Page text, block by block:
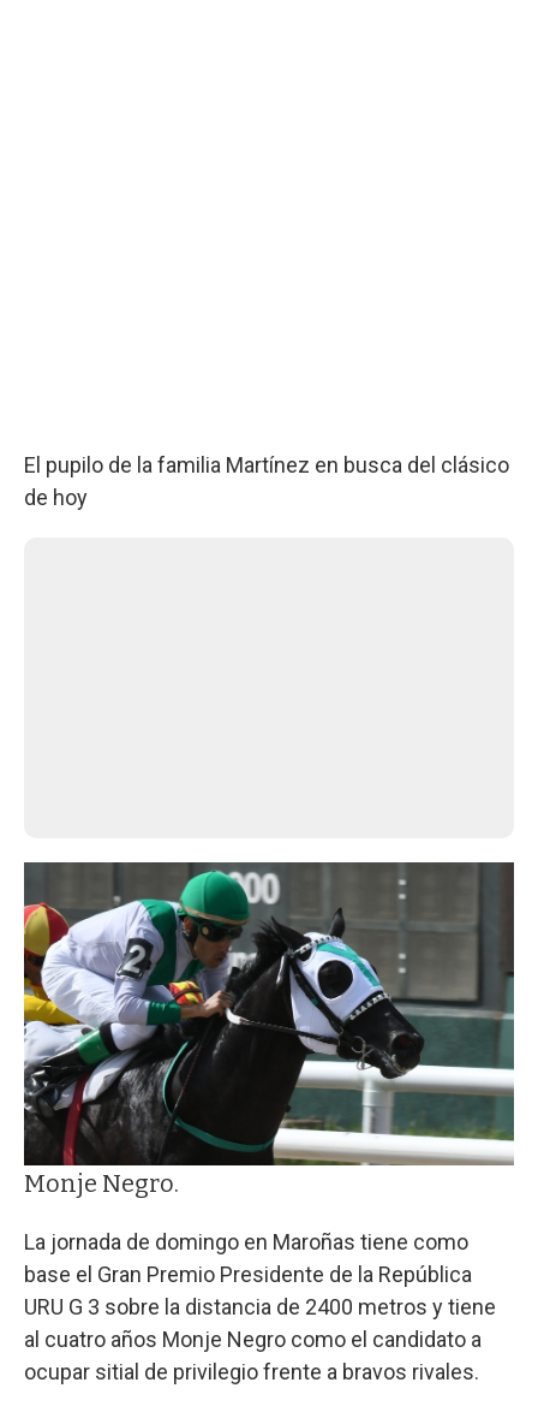
El pupilo de la familia Martínez en busca del clásico
de hoy
Monje Negro.
La jornada de domingo en Maroñas tiene como
base el Gran Premio Presidente de la República
URU G 3 sobre la distancia de 2400 metros y tiene
al cuatro años Monje Negro como el candidato a
ocupar sitial de privilegio frente a bravos rivales.